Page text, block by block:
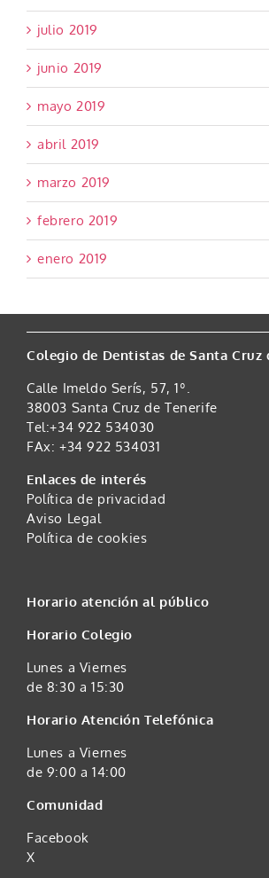
julio 2019
junio 2019
mayo 2019
abril 2019
marzo 2019
febrero 2019
enero 2019
Colegio de Dentistas de Santa Cruz
Calle Imeldo Serís, 57, 1º.
38003 Santa Cruz de Tenerife
Tel:+34 922 534030
FAx: +34 922 534031
Enlaces de interés
Política de privacidad
Aviso Legal
Política de cookies
Horario atención al público
Horario Colegio
Lunes a Viernes
de 8:30 a 15:30
Horario Atención Telefónica
Lunes a Viernes
de 9:00 a 14:00
Comunidad
Facebook
X